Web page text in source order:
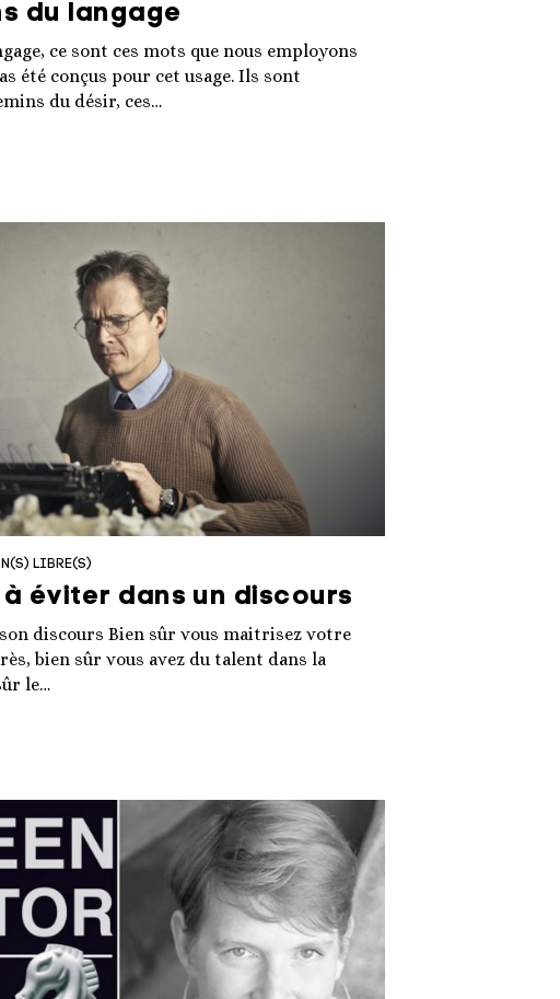
du langage
ce sont ces mots que nous employons
été conçus pour cet usage. Ils sont
du désir, ces…
LIBRE(S)
éviter dans un discours
discours Bien sûr vous maitrisez votre
bien sûr vous avez du talent dans la
le…